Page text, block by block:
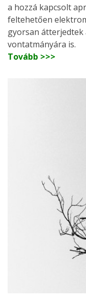
a hozzá kapcsolt
feltehetően
gyorsan átterjedtek
vontatmányára is.
Tovább >>>